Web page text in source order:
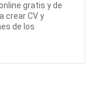
gratis y de
crear CV y
de los